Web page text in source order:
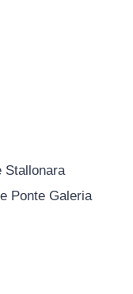
Stallonara
Ponte Galeria